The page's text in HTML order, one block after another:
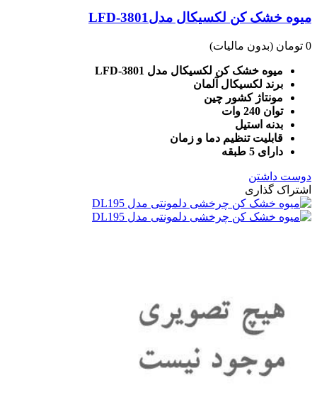
میوه خشک کن لکسیکال مدلLFD-3801
0 تومان (بدون مالیات)
میوه خشک کن لکسیکال مدل LFD-3801
برند لکسیکال آلمان
مونتاژ کشور چین
توان 240 وات
بدنه استیل
قابلیت تنظیم دما و زمان
دارای 5 طبقه
دوست داشتن
اشتراک گذاری